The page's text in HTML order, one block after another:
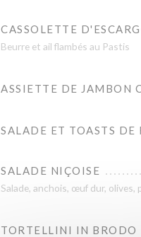
CASSOLETTE
Beurre et ail flambés au Pastis
ASSIETTE DE JAMBON
SALADE ET TOASTS DE
SALADE NIÇOISE
Salade, anchois, œuf dur,
TORTELLINI IN BRODO